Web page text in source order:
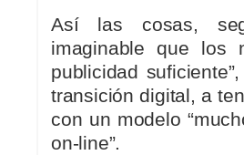
Así las cosas,
imaginable que los
publicidad
transición digital, a
con un modelo
on-line”.